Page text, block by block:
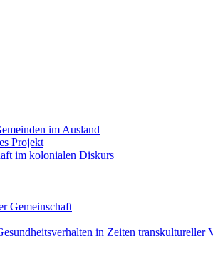
im Ausland
Projekt
im kolonialen Diskurs
Gemeinschaft
in Zeiten transkultureller